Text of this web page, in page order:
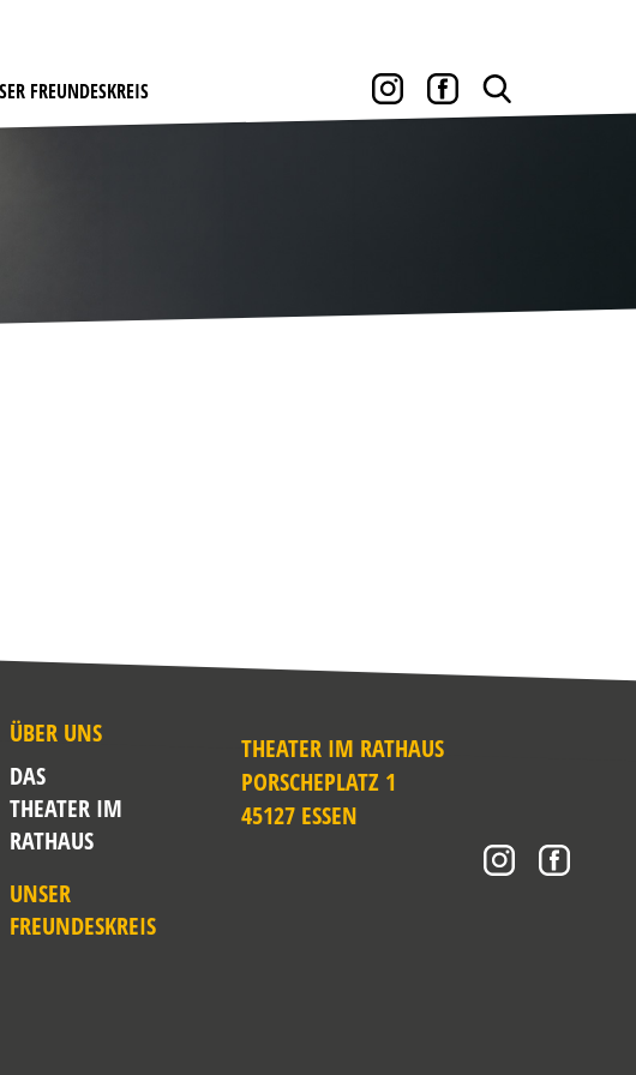
FREUNDESKREIS
ÜBER UNS
DAS
THEATER IM
RATHAUS
UNSER
FREUNDESKREIS
THEATER IM RATHAUS
PORSCHEPLATZ 1
45127 ESSEN